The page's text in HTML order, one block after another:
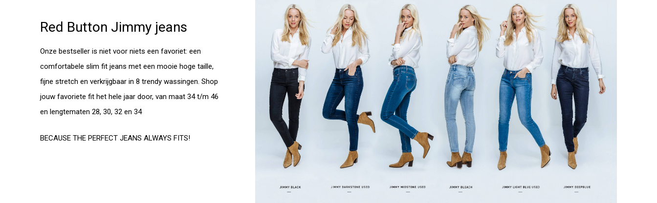
Red Button Jimmy jeans
Onze bestseller is niet voor niets een favoriet: een
comfortabele slim fit jeans met een mooie hoge taille,
fijne stretch en verkrijgbaar in 8 trendy wassingen. Shop
jouw favoriete fit het hele jaar door, van maat 34 t/m 46
en lengtematen 28, 30, 32 en 34
BECAUSE THE PERFECT JEANS ALWAYS FITS!